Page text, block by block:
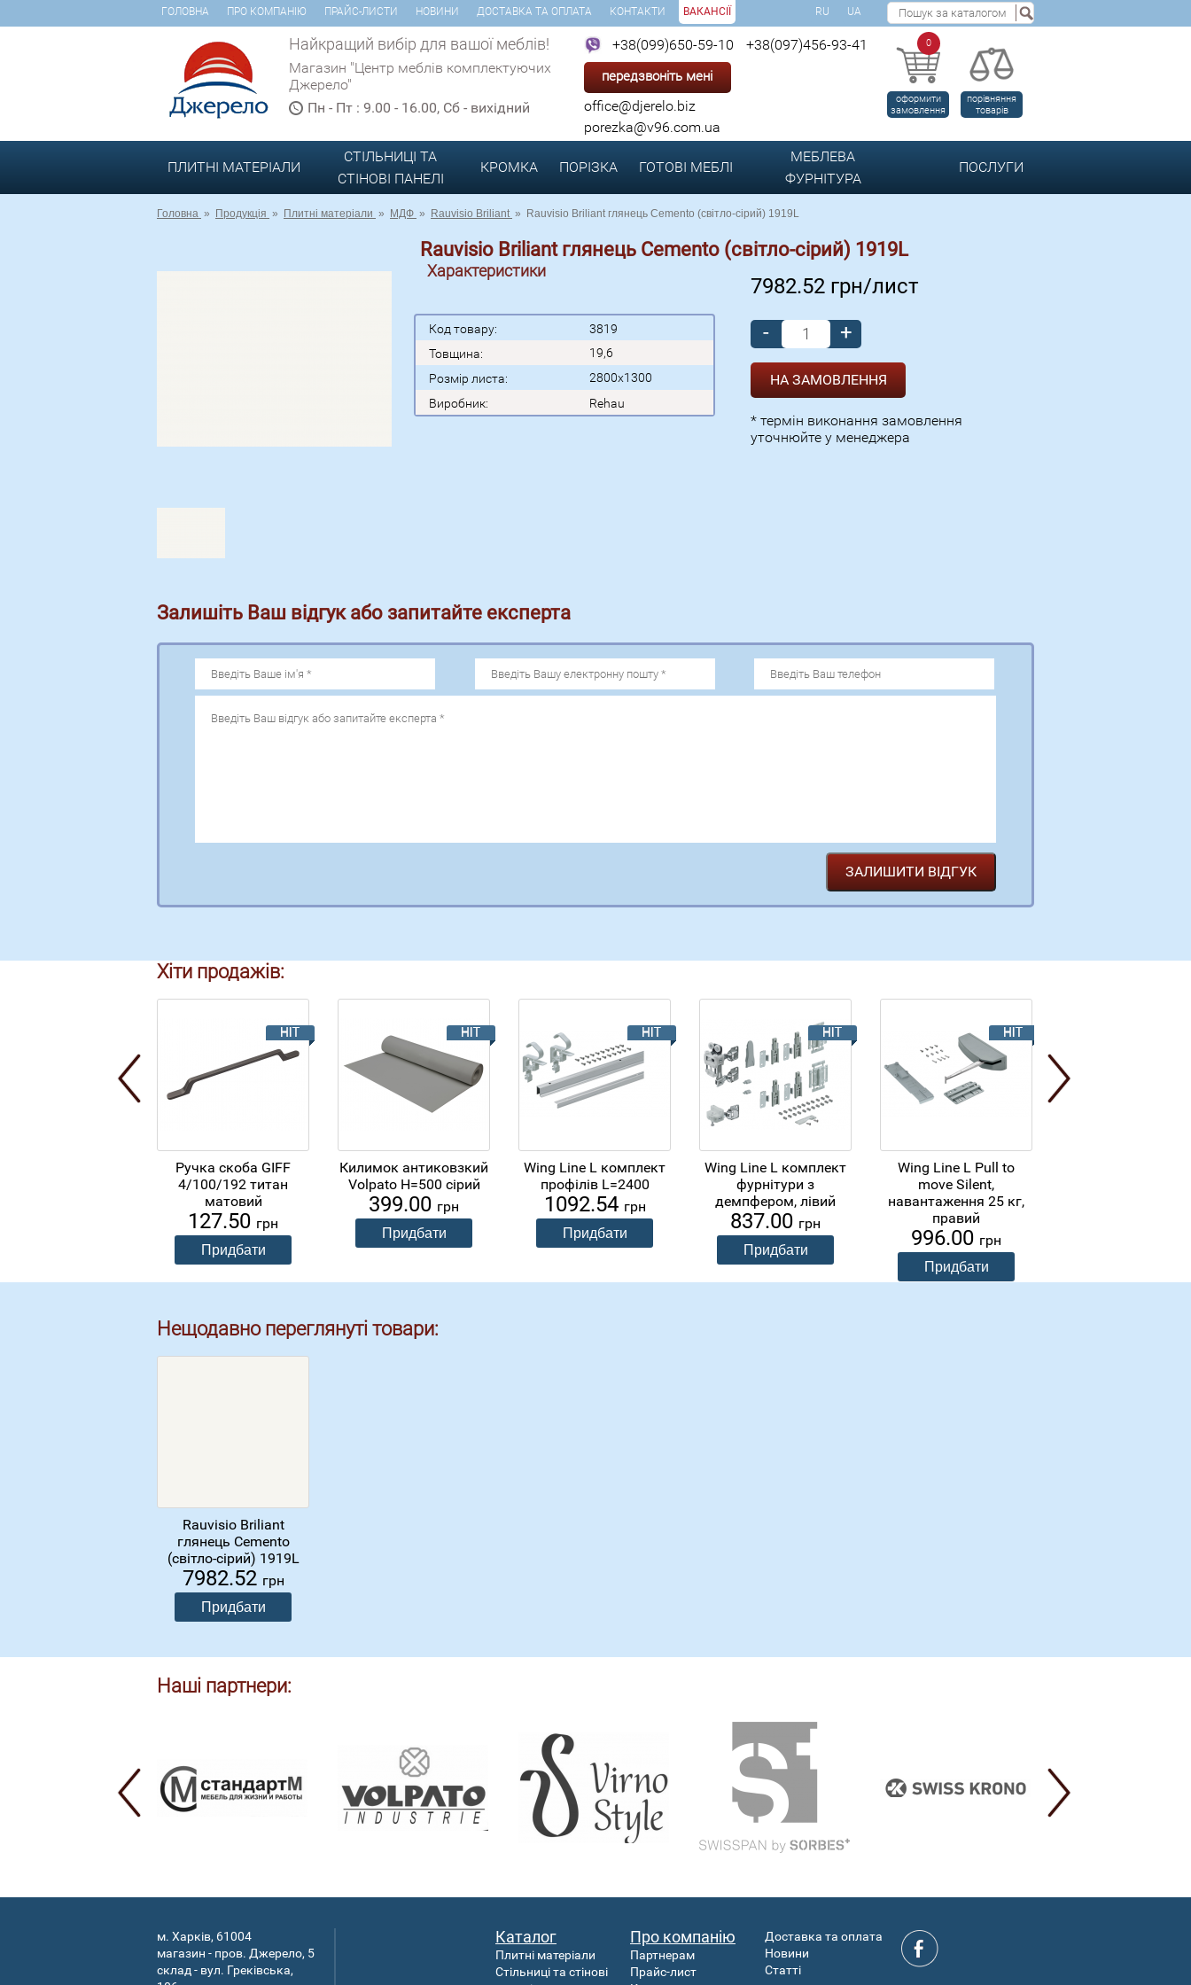
ГОЛОВНА ПРО КОМПАНІЮ ПРАЙС-ЛИСТИ НОВИНИ ДОСТАВКА ТА ОПЛАТА КОНТАКТИ ВАКАНСІЇ RU UA
Найкращий вибір для вашої меблів!
Магазин "Центр меблів комплектуючих
Джерело"
Пн - Пт : 9.00 - 16.00, Сб - вихідний
+38(099)650-59-10 +38(097)456-93-41
передзвоніть мені
office@djerelo.biz
porezka@v96.com.ua
0
оформити
замовлення
порівняння
товарів
ПЛИТНІ МАТЕРІАЛИ
СТІЛЬНИЦІ ТА
СТІНОВІ ПАНЕЛІ
КРОМКА ПОРІЗКА ГОТОВІ МЕБЛІ
МЕБЛЕВА
ФУРНІТУРА
ПОСЛУГИ
Головна » Продукція » Плитні матеріали » МДФ » Rauvisio Briliant » Rauvisio Briliant глянець Cemento (світло-сірий) 1919L
Rauvisio Briliant глянець Cemento (світло-сірий) 1919L
Характеристики
Код товару:
3819
Товщина:
19,6
Розмір листа:
2800x1300
Виробник:
Rehau
7982.52 грн/лист
-
+
* термін виконання замовлення
уточнюйте у менеджера
Залишіть Ваш відгук або запитайте експерта
Хіти продажів:
Ручка скоба GIFF
4/100/192 титан
матовий
127.50 грн
Килимок антиковзкий
Volpato H=500 сірий
399.00 грн
Wing Line L комплект
профілів L=2400
1092.54 грн
Wing Line L комплект
фурнітури з
демпфером, лівий
837.00 грн
Wing Line L Pull to
move Silent,
навантаження 25 кг,
правий
996.00 грн
Нещодавно переглянуті товари:
Rauvisio Briliant
глянець Cemento
(світло-сірий) 1919L
7982.52 грн
Наші партнери:
м. Харків, 61004
магазин - пров. Джерело, 5
склад - вул. Греківська,
Каталог
Плитні матеріали
Стільниці та стінові
Про компанію
Партнерам
Прайс-лист
Доставка та оплата
Новини
Статті